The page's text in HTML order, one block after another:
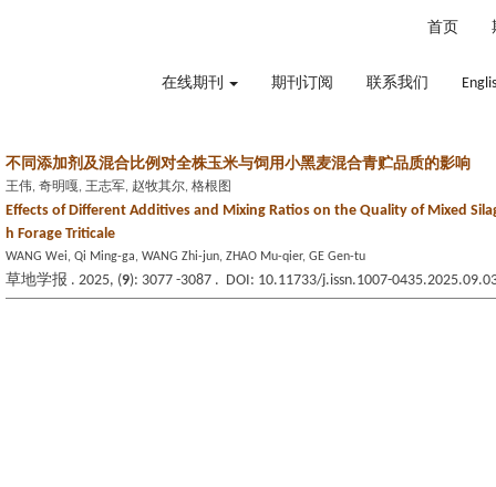
首页
在线期刊 期刊订阅 联系我们
不同添加剂及混合比例对全株玉米与饲用小黑麦混合青贮品质的影响
王伟, 奇明嘎, 王志军, 赵牧其尔, 格根图
Effects of Different Additives and Mixing Ratios on the Quality of Mixed
h Forage Triticale
WANG Wei, Qi Ming-ga, WANG Zhi-jun, ZHAO Mu-qier, GE Gen-tu
草地学报 . 2025, (9): 3077 -3087 . DOI: 10.11733/j.issn.1007-